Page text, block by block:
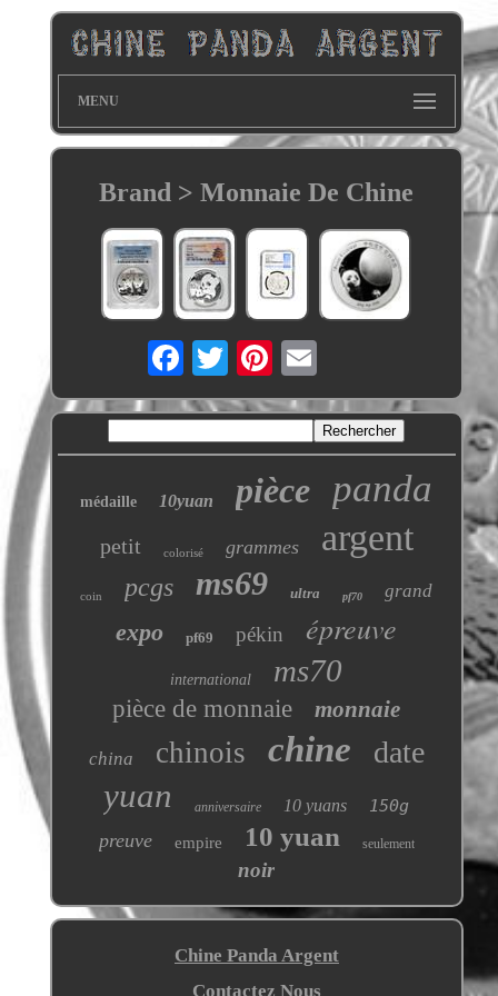
MENU
Brand > Monnaie De Chine
médaille 10yuan pièce panda
petit colorisé grammes argent
coin pcgs ms69 ultra pf70 grand
expo pf69 pékin épreuve
international ms70
pièce de monnaie monnaie
china chinois chine date
yuan anniversaire 10 yuans 150g
preuve empire 10 yuan seulement
noir
Chine Panda Argent
Contactez Nous